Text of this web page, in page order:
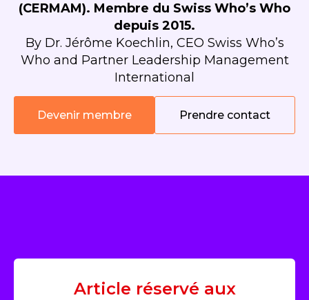
(CERMAM). Membre du Swiss Who’s Who
depuis 2015.
By Dr. Jérôme Koechlin, CEO Swiss Who’s
Who and Partner Leadership Management
International
Devenir membre Prendre contact
Article réservé aux